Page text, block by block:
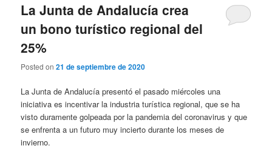
La Junta de Andalucía crea
un bono turístico regional del
25%
Posted on21 de septiembre de 2020
La Junta de Andalucía presentó el pasado miércoles una
iniciativa es incentivar la industria turística regional, que se ha
visto duramente golpeada por la pandemia del coronavirus y que
se enfrenta a un futuro muy incierto durante los meses de
invierno.